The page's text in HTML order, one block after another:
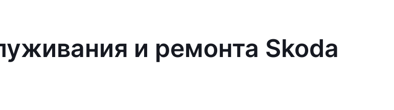
и ремонта Skoda